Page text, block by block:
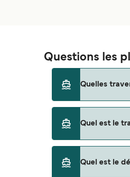
Questions les
Quelles
Quel est le
Quel est le